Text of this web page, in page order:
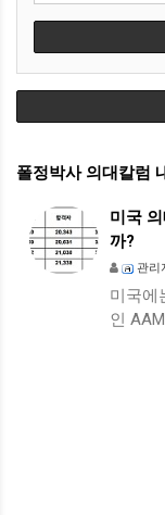
폴정박사 의대칼럼
미국
까?
관리
미국에
인